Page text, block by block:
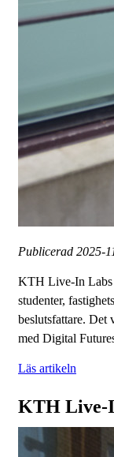
Publicerad 2025-
KTH Live-In Labs
studenter,
beslutsfattare. Det
med Digital
Läs artikeln
KTH Live-